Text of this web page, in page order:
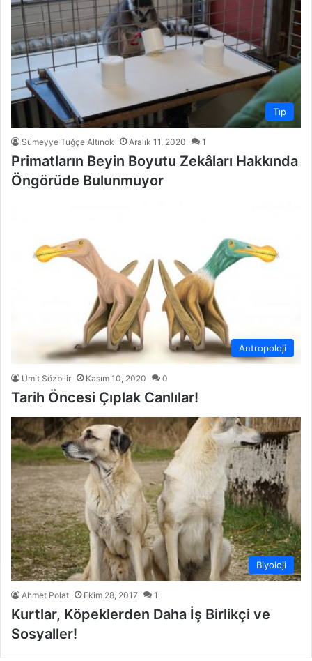
Tıp
Sümeyye Tuğçe Altınok Aralık 11, 2020 1
Primatların Beyin Boyutu Zekâları Hakkında
Öngörüde Bulunmuyor
Antropoloji
Ümit Sözbilir Kasım 10, 2020 0
Tarih Öncesi Çıplak Canlılar!
Biyoloji
Ahmet Polat Ekim 28, 2017 1
Kurtlar, Köpeklerden Daha İş Birlikçi ve
Sosyaller!